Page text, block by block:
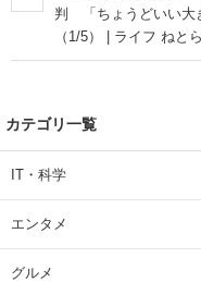
判 「ちょうどいい大
（1/5） | ライフ ねと
カテゴリ一覧
IT・科学
エンタメ
グルメ